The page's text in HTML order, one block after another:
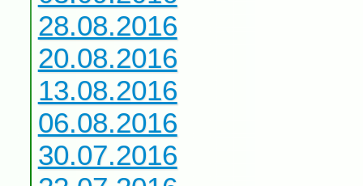
28.08.2016
20.08.2016
13.08.2016
06.08.2016
30.07.2016